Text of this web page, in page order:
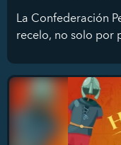
La Confederación
recelo, no solo por